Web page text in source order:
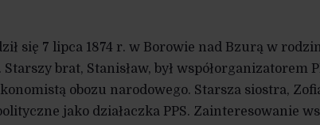
się 7 lipca 1874 r. w Borowie nad Bzurą w
brat, Stanisław, był współorganizatorem
obozu narodowego. Starsza siostra,
jako działaczka PPS. Zainteresowanie